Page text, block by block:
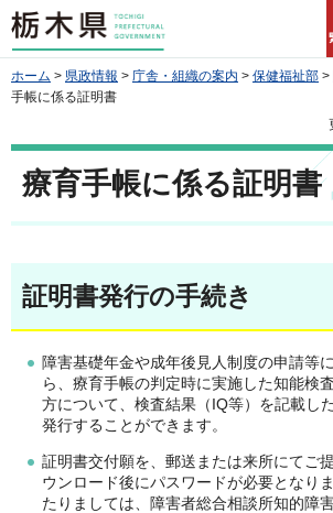
栃木県
ホーム > 県政情報 > 庁舎・組織の案内 > 保健福祉部 >
手帳に係る証明書
療育手帳に係る証明書
証明書発行の手続き
障害基礎年金や成年後見人制度の申請等
ら、療育手帳の判定時に実施した知能検
方について、検査結果（IQ等）を記載し
発行することができます。
証明書交付願を、郵送または来所にてご
ウンロード後にパスワードが必要となり
たりましては、障害者総合相談所知的障